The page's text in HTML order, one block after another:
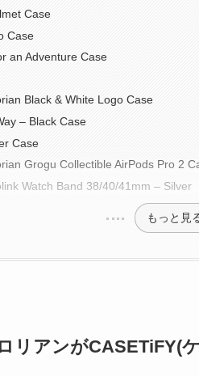
Case
Case
an Adventure Case
Black & White Logo Case
– Black Case
Case
Grogu Collectible AirPods Pro 2
Watch Band 38/40/41mm – Silver
もっと見
リアンがCASETiFY(